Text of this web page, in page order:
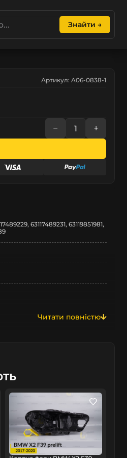
Знайти →
Артикул: A06-0838-1
− +
63117489231, 63119851981,
Читати повністю